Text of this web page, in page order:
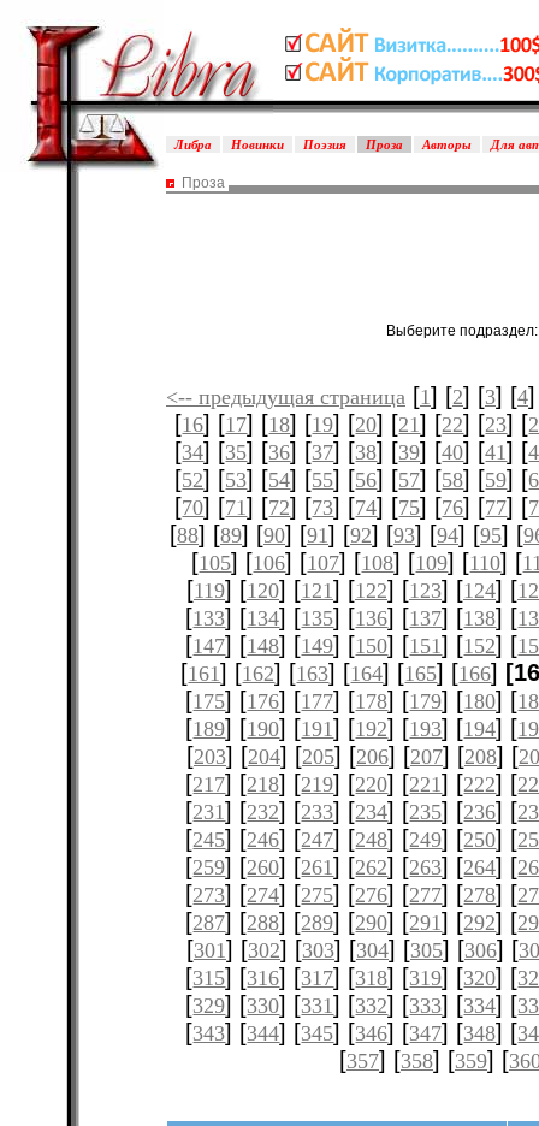
Либра Новинки Поэзия Проза Авторы Для
Проза
Выберите
<-- предыдущая страница [1] [2] [3] [4
[16] [17] [18] [19] [20] [21] [22] [23] [
[34] [35] [36] [37] [38] [39] [40] [41] [
[52] [53] [54] [55] [56] [57] [58] [59] [
[70] [71] [72] [73] [74] [75] [76] [77] [
[88] [89] [90] [91] [92] [93] [94] [95] [
[105] [106] [107] [108] [109] [110] [
[119] [120] [121] [122] [123] [124] [
[133] [134] [135] [136] [137] [138] [
[147] [148] [149] [150] [151] [152] [
[161] [162] [163] [164] [165] [166]
[175] [176] [177] [178] [179] [180] [
[189] [190] [191] [192] [193] [194] [
[203] [204] [205] [206] [207] [208] [
[217] [218] [219] [220] [221] [222] [
[231] [232] [233] [234] [235] [236] [
[245] [246] [247] [248] [249] [250] [
[259] [260] [261] [262] [263] [264] [
[273] [274] [275] [276] [277] [278] [
[287] [288] [289] [290] [291] [292] [
[301] [302] [303] [304] [305] [306] [
[315] [316] [317] [318] [319] [320] [
[329] [330] [331] [332] [333] [334] [
[343] [344] [345] [346] [347] [348] [
[357] [358] [359] [